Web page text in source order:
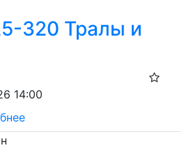
320 Тралы и
14:00